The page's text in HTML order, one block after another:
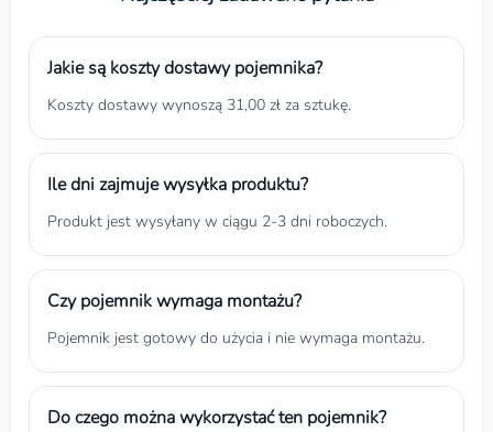
Jakie są koszty dostawy pojemnika?
Koszty dostawy wynoszą 31,00 zł za sztukę.
Ile dni zajmuje wysyłka produktu?
Produkt jest wysyłany w ciągu 2-3 dni roboczych.
Czy pojemnik wymaga montażu?
Pojemnik jest gotowy do użycia i nie wymaga montażu.
Do czego można wykorzystać ten pojemnik?